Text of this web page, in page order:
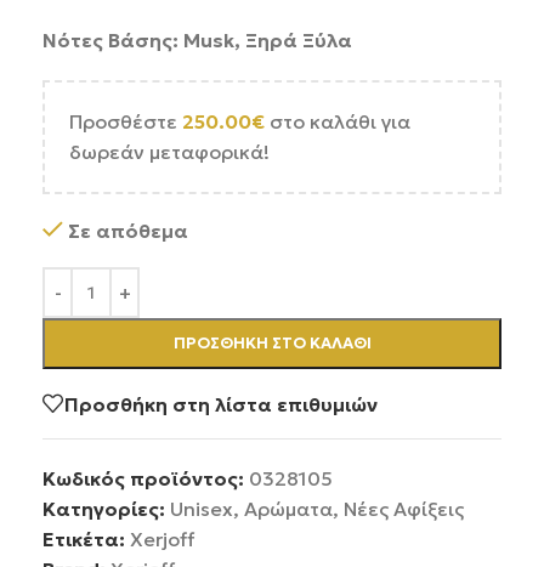
Νότες Βάσης: Musk, Ξηρά Ξύλα
Προσθέστε 250.00€ στο καλάθι για
δωρεάν μεταφορικά!
Σε απόθεμα
ΠΡΟΣΘΉΚΗ ΣΤΟ ΚΑΛΆΘΙ
Προσθήκη στη λίστα επιθυμιών
Κωδικός προϊόντος: 0328105
Κατηγορίες: Unisex, Αρώματα, Νέες Αφίξεις
Ετικέτα: Xerjoff